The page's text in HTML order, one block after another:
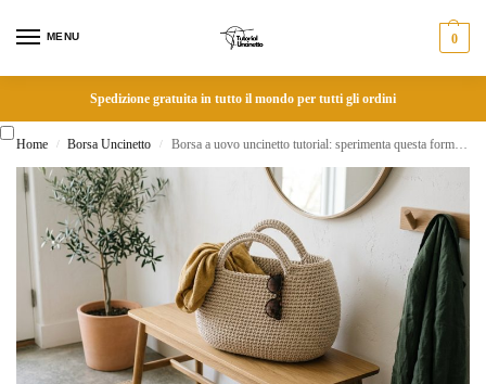
MENU 0
Spedizione gratuita in tutto il mondo per tutti gli ordini
Home / Borsa Uncinetto / Borsa a uovo uncinetto tutorial: sperimenta questa forma ovale originale e super capiente